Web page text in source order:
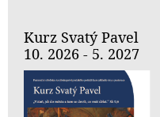
Kurz Svatý Pavel
10. 2026 - 5. 2027